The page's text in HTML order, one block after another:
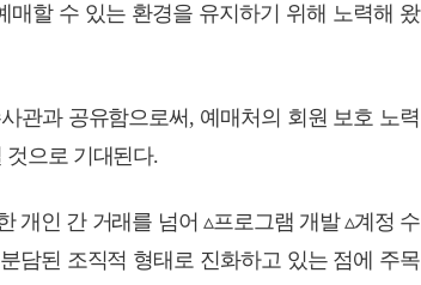
할 수 있는 환경을 유지하기 위해 노력해 왔
관과 공유함으로써, 예매처의 회원 보호 노력
것으로 기대된다.
개인 간 거래를 넘어 ▵프로그램 개발 ▵계정 수
담된 조직적 형태로 진화하고 있는 점에 주목